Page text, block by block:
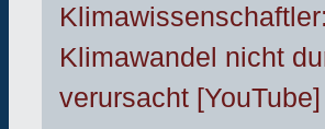
Klimawissenschaftler:
Klimawandel nicht
verursacht [YouTube]